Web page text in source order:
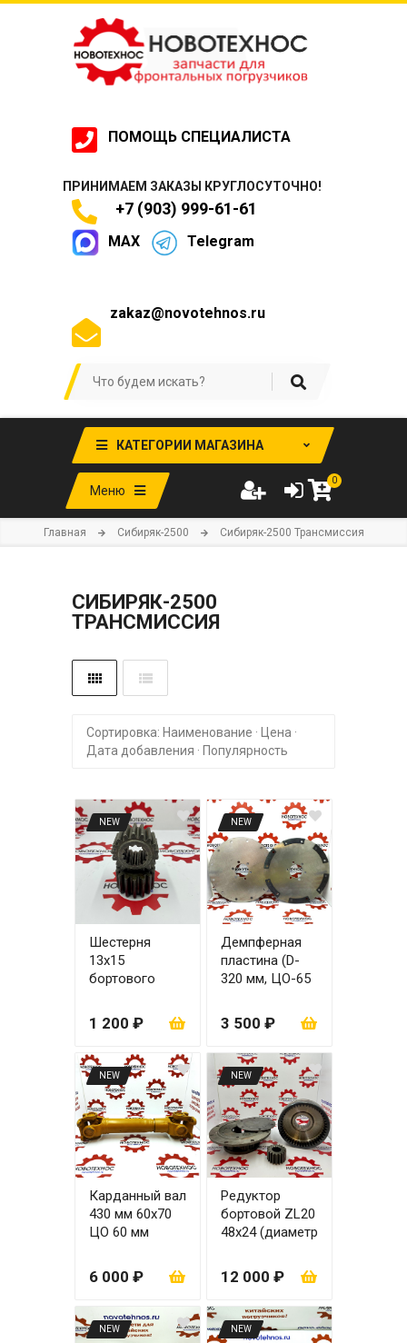
ПОМОЩЬ СПЕЦИАЛИСТА
ПРИНИМАЕМ ЗАКАЗЫ КРУГЛОСУТОЧНО!
+7 (903) 999-61-61
MAX Telegram
zakaz@novotehnos.ru
КАТЕГОРИИ МАГАЗИНА
Меню
0
Главная Cибиряк-2500 Cибиряк-2500 Трансмиссия
CИБИРЯК-2500
ТРАНСМИССИЯ
Сортировка: Наименование · Цена ·
Дата добавления · Популярность
NEW
Шестерня
13х15
бортового
51x28, 51х20
для моста
ZL30
1 200 ₽
NEW
Демпферная
пластина (D-
320 мм, ЦО-65
12 болтов
крепления к
маховику)
3 500 ₽
NEW
Карданный вал
430 мм 60х70
ЦО 60 мм
6 000 ₽
NEW
Редуктор
бортовой ZL20
48х24 (диаметр
шестерни 195
мм) полуось на
13 шлицов
12 000 ₽
NEW NEW